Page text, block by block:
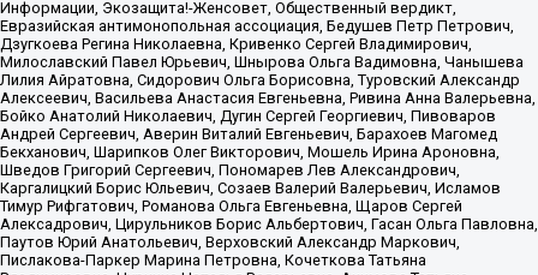
Информации, Экозащита!-Женсовет, Общественный вердикт,
Евразийская антимонопольная ассоциация, Бедушев Петр Петрович,
Дзугкоева Регина Николаевна, Кривенко Сергей Владимирович,
Милославский Павел Юрьевич, Шнырова Ольга Вадимовна, Чанышева
Лилия Айратовна, Сидорович Ольга Борисовна, Туровский Александр
Алексеевич, Васильева Анастасия Евгеньевна, Ривина Анна Валерьевна,
Бойко Анатолий Николаевич, Дугин Сергей Георгиевич, Пивоваров
Андрей Сергеевич, Аверин Виталий Евгеньевич, Барахоев Магомед
Бекханович, Шарипков Олег Викторович, Мошель Ирина Ароновна,
Шведов Григорий Сергеевич, Пономарев Лев Александрович,
Каргалицкий Борис Юльевич, Созаев Валерий Валерьевич, Исламов
Тимур Рифгатович, Романова Ольга Евгеньевна, Щаров Сергей
Алексадрович, Цирульников Борис Альбертович, Гасан Ольга Павловна,
Паутов Юрий Анатольевич, Верховский Александр Маркович,
Пислакова-Паркер Марина Петровна, Кочеткова Татьяна